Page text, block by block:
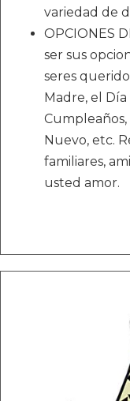
variedad de
OPCIONES
ser sus
seres
Madre, el
Cumpleaños,
Nuevo, etc.
familiares,
usted amor.